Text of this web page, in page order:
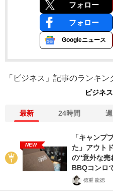
フォロー
フォロー
Googleニュース
「ビジネス」記事のランキン
ビジネス
最新 24時間
NEW
「キャンプ
た」アウト
の“意外な売
BBQコンロ
徳重 龍徳